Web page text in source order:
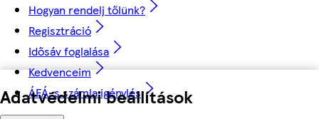
Adatvédelmi beállítások
Hogyan rendelj tőlünk?
Regisztráció
Idősáv foglalása
Kedvenceim
ÁFÁ-s számla igénylés